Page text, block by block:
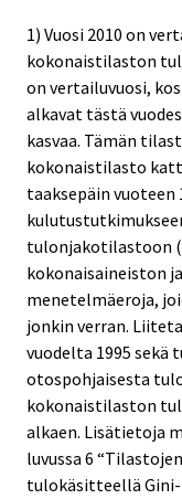
1) Vuosi 2010 on
kokonaistilaston
on vertailuvuosi,
alkavat tästä
kasvaa. Tämän
kokonaistilasto
taaksepäin
tulonjakotilastoon
kokonaisaineiston
menetelmäeroja,
jonkin verran.
vuodelta 1995
otospohjaisesta
kokonaistilaston
alkaen. Lisätietoja
luvussa 6
tulokäsitteellä